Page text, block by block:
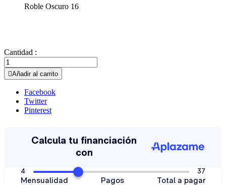
Roble Oscuro 16
Cantidad :
Añadir al carrito
Facebook
Twitter
Pinterest